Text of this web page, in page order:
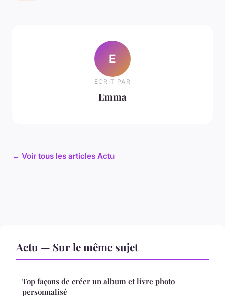
E
ECRIT PAR
Emma
← Voir tous les articles Actu
Actu — Sur le même sujet
Top façons de créer un album et livre photo
personnalisé